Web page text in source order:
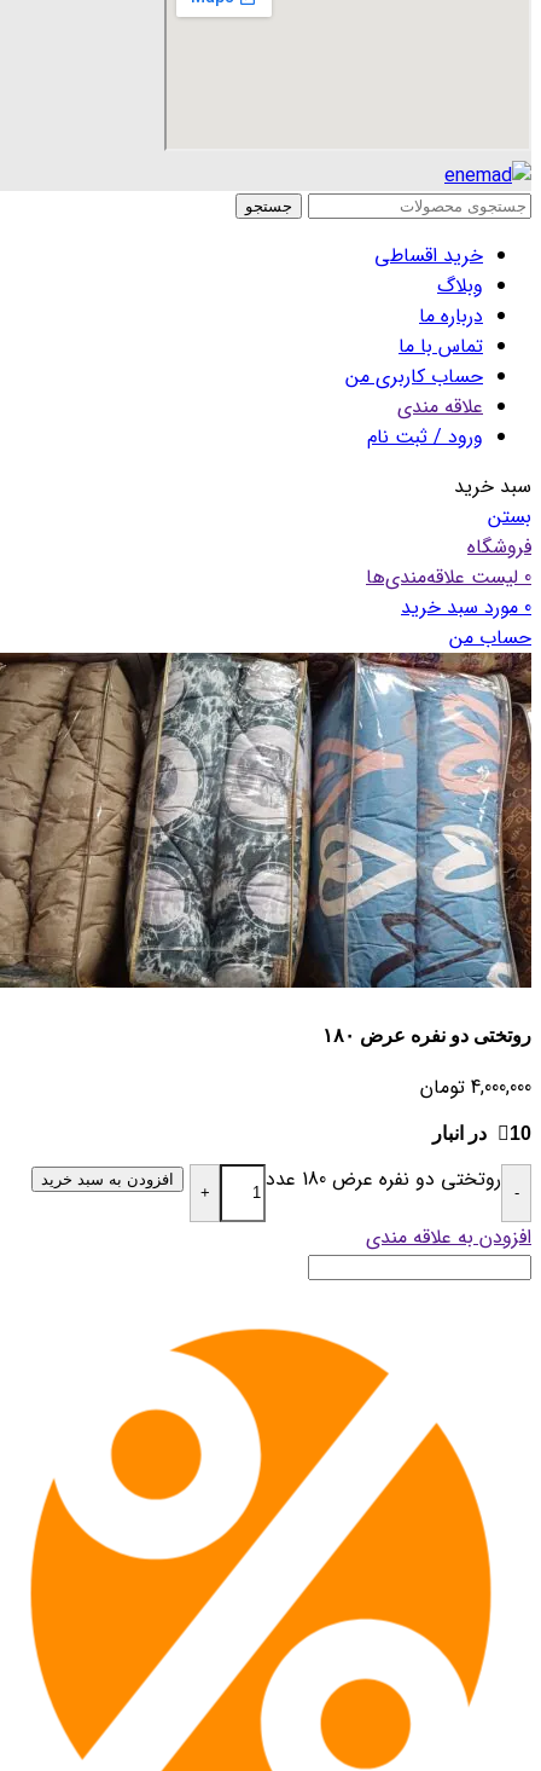
جستجو
خرید اقساطی
وبلاگ
درباره ما
تماس با ما
حساب کاربری من
علاقه مندی
ورود / ثبت نام
سبد خرید
بستن
فروشگاه
0 لیست علاقه‌مندی‌ها
0 مورد سبد خرید
حساب من
روتختی دو نفره عرض ۱۸۰
4,000,000 تومان
10 در انبار
- روتختی دو نفره عرض 180 عدد +
افزودن به سبد خرید
افزودن به علاقه مندی